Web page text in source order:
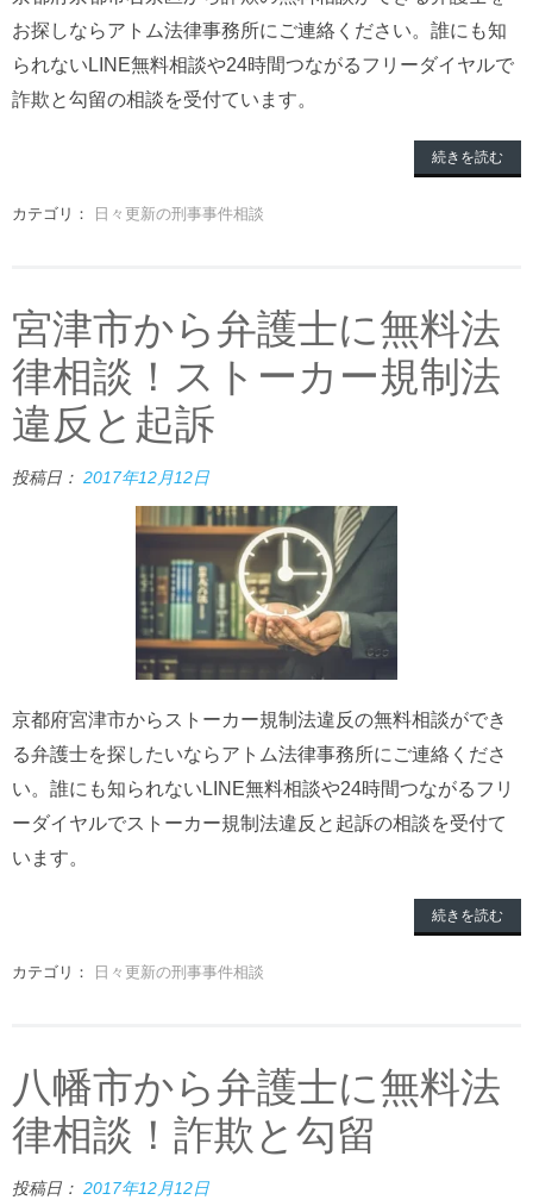
お探しならアトム法律事務所にご連絡ください。誰にも知
られないLINE無料相談や24時間つながるフリーダイヤルで
詐欺と勾留の相談を受付ています。
続きを読む
カテゴリ： 日々更新の刑事事件相談
宮津市から弁護士に無料法
律相談！ストーカー規制法
違反と起訴
投稿日： 2017年12月12日
京都府宮津市からストーカー規制法違反の無料相談ができ
る弁護士を探したいならアトム法律事務所にご連絡くださ
い。誰にも知られないLINE無料相談や24時間つながるフリ
ーダイヤルでストーカー規制法違反と起訴の相談を受付て
います。
続きを読む
カテゴリ： 日々更新の刑事事件相談
八幡市から弁護士に無料法
律相談！詐欺と勾留
投稿日： 2017年12月12日